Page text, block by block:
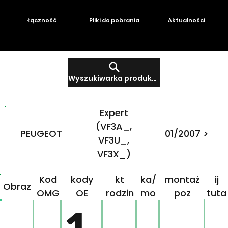
Wyszukiwarka produktów
Łączność Pliki do pobrania Aktualności
Obraz
Kod
OMG
kody
OE
kt
rodzin
ka/
mo
montaż
poz
ij
tuta
PEUGEOT
Expert
(VF3A_,
VF3U_,
VF3X_)
01/2007 >